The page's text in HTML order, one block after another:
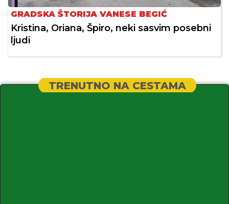
GRADSKA ŠTORIJA VANESE BEGIĆ
Kristina, Oriana, Špiro, neki sasvim posebni
ljudi
TRENUTNO NA CESTAMA